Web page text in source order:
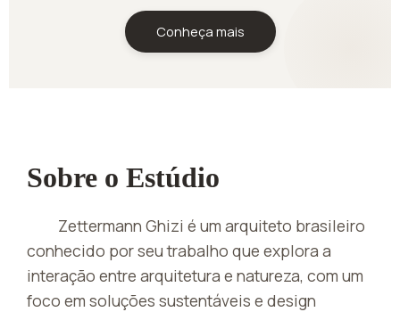
Conheça mais
Sobre o Estúdio
Zettermann Ghizi é um arquiteto brasileiro
conhecido por seu trabalho que explora a
interação entre arquitetura e natureza, com um
foco em soluções sustentáveis e design